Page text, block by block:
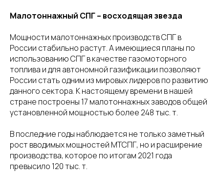
Малотоннажный СПГ – восходящая звезда
Мощности малотоннажных производств СПГ в
России стабильно растут. А имеющиеся планы по
использованию СПГ в качестве газомоторного
топлива и для автономной газификации позволяют
России стать одним из мировых лидеров по развитию
данного сектора. К настоящему времени в нашей
стране построены 17 малотоннажных заводов общей
установленной мощностью более 248 тыс. т.
В последние годы наблюдается не только заметный
рост вводимых мощностей МТСПГ, но и расширение
производства, которое по итогам 2021 года
превысило 120 тыс. т.